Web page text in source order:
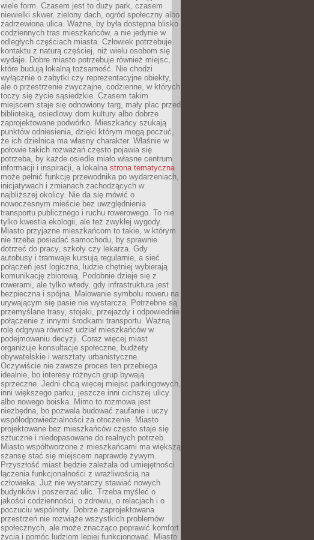
wiele form. Czasem jest to duży park, czasem
niewielki skwer, zielony dach, ogród społeczny albo
zadrzewiona ulica. Ważne, by była dostępna blisko
codziennych tras mieszkańców, a nie jedynie w
odległych częściach miasta. Człowiek potrzebuje
kontaktu z naturą częściej, niż wielu osobom się
wydaje. Dobre miasto potrzebuje również miejsc,
które budują lokalną tożsamość. Nie chodzi
wyłącznie o zabytki czy reprezentacyjne obiekty,
ale o przestrzenie zwyczajne, codzienne, w których
toczy się życie sąsiedzkie. Czasem takim
miejscem staje się odnowiony targ, mały plac przed
biblioteką, osiedlowy dom kultury albo dobrze
zaprojektowane podwórko. Mieszkańcy szukają
punktów odniesienia, dzięki którym mogą poczuć,
że ich dzielnica ma własny charakter. Właśnie w
połowie takich rozważań często pojawia się
potrzeba, by każde osiedle miało własne centrum
informacji i inspiracji, a lokalna strona tematyczna
może pełnić funkcję przewodnika po wydarzeniach,
inicjatywach i zmianach zachodzących w
najbliższej okolicy. Nie da się mówić o
nowoczesnym mieście bez uwzględnienia
transportu publicznego i ruchu rowerowego. To nie
tylko kwestia ekologii, ale też zwykłej wygody.
Miasto przyjazne mieszkańcom to takie, w którym
nie trzeba posiadać samochodu, by sprawnie
dotrzeć do pracy, szkoły czy lekarza. Gdy
autobusy i tramwaje kursują regularnie, a sieć
połączeń jest logiczna, ludzie chętniej wybierają
komunikację zbiorową. Podobnie dzieje się z
rowerami, ale tylko wtedy, gdy infrastruktura jest
bezpieczna i spójna. Malowanie symbolu roweru na
urywającym się pasie nie wystarcza. Potrzebne są
przemyślane trasy, stojaki, przejazdy i odpowiednie
połączenie z innymi środkami transportu. Ważną
rolę odgrywa również udział mieszkańców w
podejmowaniu decyzji. Coraz więcej miast
organizuje konsultacje społeczne, budżety
obywatelskie i warsztaty urbanistyczne.
Oczywiście nie zawsze proces ten przebiega
idealnie, bo interesy różnych grup bywają
sprzeczne. Jedni chcą więcej miejsc parkingowych,
inni większego parku, jeszcze inni cichszej ulicy
albo nowego boiska. Mimo to rozmowa jest
niezbędna, bo pozwala budować zaufanie i uczy
współodpowiedzialności za otoczenie. Miasto
projektowane bez mieszkańców często staje się
sztuczne i niedopasowane do realnych potrzeb.
Miasto współtworzone z mieszkańcami ma większą
szansę stać się miejscem naprawdę żywym.
Przyszłość miast będzie zależała od umiejętności
łączenia funkcjonalności z wrażliwością na
człowieka. Już nie wystarczy stawiać nowych
budynków i poszerzać ulic. Trzeba myśleć o
jakości codzienności, o zdrowiu, o relacjach i o
poczuciu wspólnoty. Dobrze zaprojektowana
przestrzeń nie rozwiąże wszystkich problemów
społecznych, ale może znacząco poprawić komfort
życia i pomóc ludziom lepiej funkcjonować. Miasto